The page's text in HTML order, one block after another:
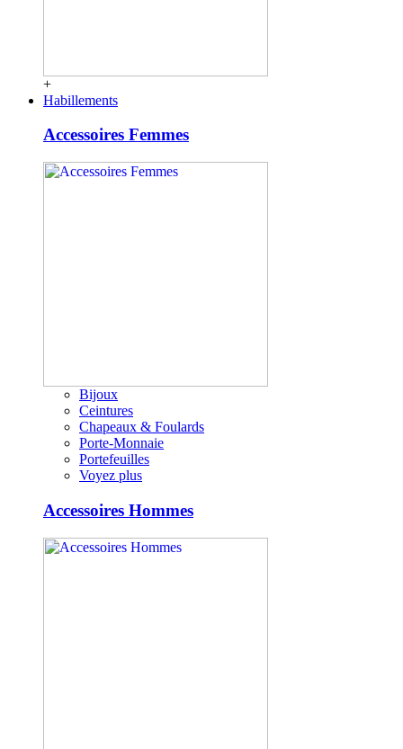
+
Habillements
Accessoires Femmes
Bijoux
Ceintures
Chapeaux & Foulards
Porte-Monnaie
Portefeuilles
Voyez plus
Accessoires Hommes